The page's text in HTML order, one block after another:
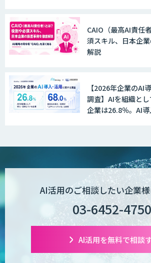
CAIO（最高AI責任
須スキル、日本企
解説
【2026年企業のAI
調査】AIを組織と
企業は26.8％。AI
AI活用のご相談したい企業
03-6452-4750
AI活用を無料で相談